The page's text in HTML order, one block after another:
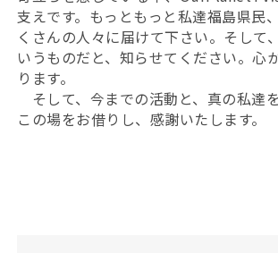
支えです。もっともっと私達福島県民
くさんの人々に届けて下さい。そして
いうものだと、知らせてください。心
ります。
そして、今までの活動と、真の私達を
この場をお借りし、感謝いたします。